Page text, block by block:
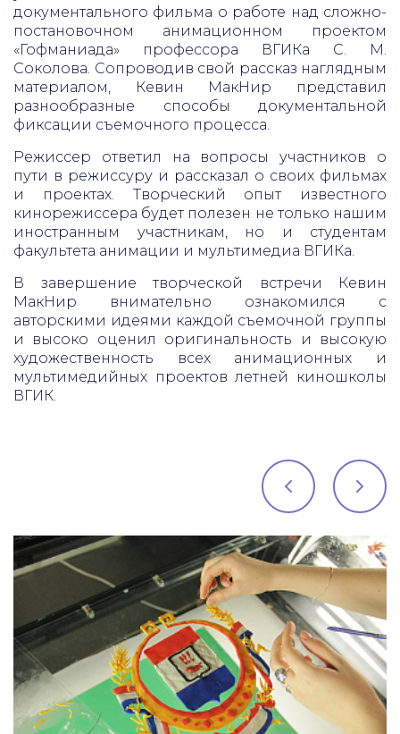
документального фильма о работе над сложно-
постановочном анимационном проектом
«Гофманиада» профессора ВГИКа С. М.
Соколова. Сопроводив свой рассказ наглядным
материалом, Кевин МакНир представил
разнообразные способы документальной
фиксации съемочного процесса.
Режиссер ответил на вопросы участников о
пути в режиссуру и рассказал о своих фильмах
и проектах. Творческий опыт известного
кинорежиссера будет полезен не только нашим
иностранным участникам, но и студентам
факультета анимации и мультимедиа ВГИКа.
В завершение творческой встречи Кевин
МакНир внимательно ознакомился с
авторскими идеями каждой съемочной группы
и высоко оценил оригинальность и высокую
художественность всех анимационных и
мультимедийных проектов летней киношколы
ВГИК.